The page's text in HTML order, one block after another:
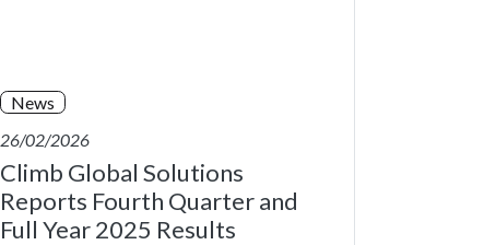
News
26/02/2026
Climb Global Solutions
Reports Fourth Quarter and
Full Year 2025 Results